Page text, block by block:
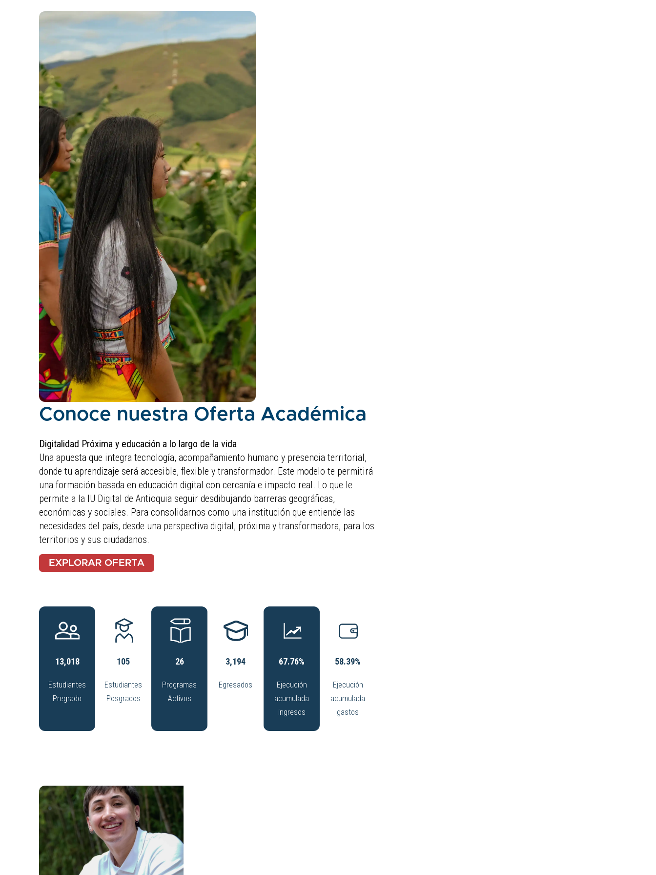
Conoce nuestra Oferta Académica
Digitalidad Próxima y educación a lo largo de la vida
Una apuesta que integra tecnología, acompañamiento humano y presencia territorial,
donde tu aprendizaje será accesible, flexible y transformador. Este modelo te permitirá
una formación basada en educación digital con cercanía e impacto real. Lo que le
permite a la IU Digital de Antioquia seguir desdibujando barreras geográficas,
económicas y sociales. Para consolidarnos como una institución que entiende las
necesidades del país, desde una perspectiva digital, próxima y transformadora, para los
territorios y sus ciudadanos.
EXPLORAR OFERTA
13,018
Estudiantes
Pregrado
105
Estudiantes
Posgrados
26
Programas
Activos
3,194
Egresados
67.76%
Ejecución
acumulada
ingresos
62.79%
Ejecución
acumulada
gastos